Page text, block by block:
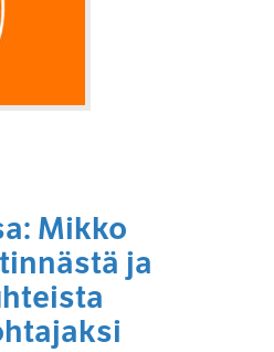
Mikko
ja